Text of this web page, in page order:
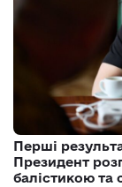
Перші
Президент
балістикою та